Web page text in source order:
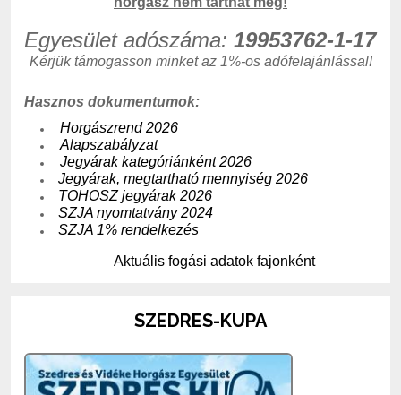
Egyesület adószáma: 19953762-1-17
Kérjük támogasson minket az 1%-os adófelajánlással!
Hasznos dokumentumok:
Horgászrend 2026
Alapszabályzat
Jegyárak kategóriánként 2026
Jegyárak, megtartható mennyiség 2026
TOHOSZ jegyárak 2026
SZJA nyomtatvány 2024
SZJA 1% rendelkezés
Aktuális fogási adatok fajonként
SZEDRES-KUPA